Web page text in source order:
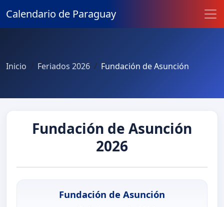
Calendario de Paraguay
Inicio Feriados 2026 Fundación de Asunción
Fundación de Asunción
2026
Fundación de Asunción